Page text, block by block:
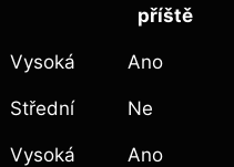
příště
Vysoká Ano
Střední Ne
Vysoká Ano